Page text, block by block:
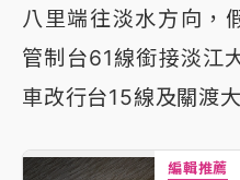
八里端往淡水方向，
管制台61線銜接淡江
車改行台15線及關渡
編輯推薦